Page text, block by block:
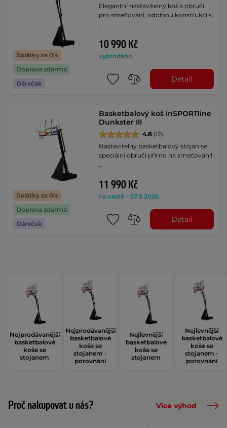
Splátky za 0%
Doprava zdarma
Dáreček
Elegantní nastavitelný koš s obručí
pro smečování, odolnou konstrukcí s
…
10 990 Kč
vyprodáno
Detail
Splátky za 0%
Doprava zdarma
Dáreček
Basketbalový koš inSPORTline
Dunkster III
4.8 (12)
Nastavitelný basketbalový stojan se
speciální obručí přímo na smečování!
…
11 990 Kč
na cestě – 27.8.2026
Detail
Nejprodávanější
basketbalové
koše se
stojanem
Nejprodávanější
basketbalové
koše se
stojanem -
porovnání
Nejlevnější
basketbalové
koše se
stojanem
Nejlevnější
basketbalové
koše se
stojanem -
porovnání
Proč nakupovat u nás? Více výhod